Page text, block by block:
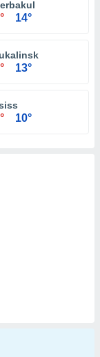
14°
13°
10°